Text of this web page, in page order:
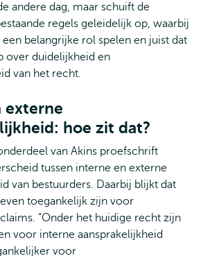
andere dag, maar schuift de
regels geleidelijk op, waarbij
belangrijke rol spelen en juist dat
over duidelijkheid en
van het recht.
externe
hoe zit dat?
van Akins proefschrift
tussen interne en externe
van bestuurders. Daarbij blijkt dat
toegankelijk zijn voor
“Onder het huidige recht zijn
voor interne aansprakelijkheid
voor